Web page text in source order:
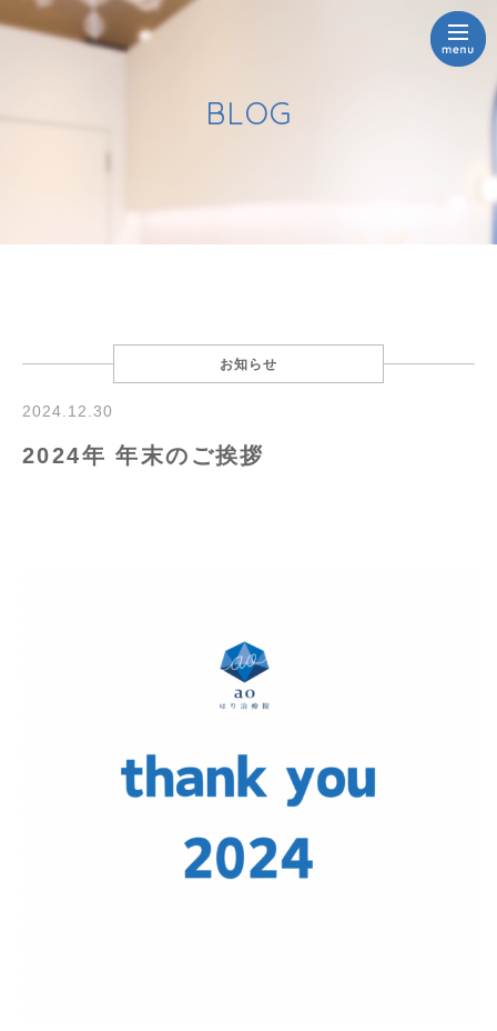
BLOG
お知らせ
2024.12.30
2024年 年末のご挨拶